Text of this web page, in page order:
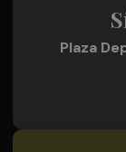
Plaza